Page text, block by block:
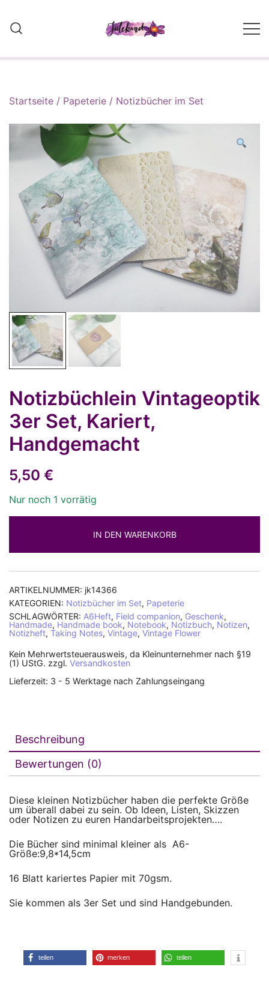
content
Made Designs
Startseite / Papeterie / Notizbücher im Set
Notizbüchlein Vintageoptik
3er Set, Kariert,
Handgemacht
5,50 €
Nur noch 1 vorrätig
IN DEN WARENKORB
ARTIKELNUMMER: jk14366
KATEGORIEN: Notizbücher im Set, Papeterie
SCHLAGWÖRTER: A6Heft, Field companion, Geschenk,
Handmade, Handmade book, Notebook, Notizbuch, Notizen,
Notizheft, Taking Notes, Vintage, Vintage Flower
Kein Mehrwertsteuerausweis, da Kleinunternehmer nach §19
(1) UStG. zzgl. Versandkosten
Lieferzeit: 3 - 5 Werktage nach Zahlungseingang
Beschreibung
Bewertungen (0)
Diese kleinen Notizbücher haben die perfekte Größe
um überall dabei zu sein. Ob Ideen, Listen, Skizzen
oder Notizen zu euren Handarbeitsprojekten….
Die Bücher sind minimal kleiner als A6-
Größe:9,8*14,5cm
16 Blatt kariertes Papier mit 70gsm.
Sie kommen als 3er Set und sind Handgebunden.
teilen merken teilen